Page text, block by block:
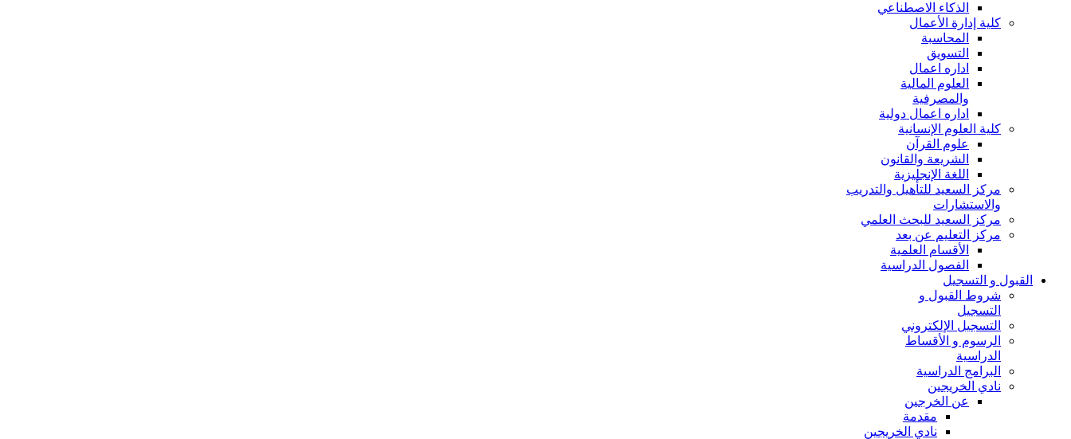
الذكاء الاصطناعي
كلية إدارة الأعمال
المحاسبة
التسويق
اداره اعمال
العلوم المالية
والمصرفية
اداره اعمال دولية
كلية العلوم الإنسانية
علوم القرآن
الشريعة والقانون
اللغة الإنجليزية
مركز السعيد للتأهيل والتدريب
والاستشارات
مركز السعيد للبحث العلمي
مركز التعليم عن بعد
الأقسام العلمية
الفصول الدراسية
القبول و التسجيل
شروط القبول و
التسجيل
التسجيل الإلكتروني
الرسوم و الأقساط
الدراسية
البرامج الدراسية
نادي الخريجين
عن الخرجين
مقدمة
نادي الخريجين